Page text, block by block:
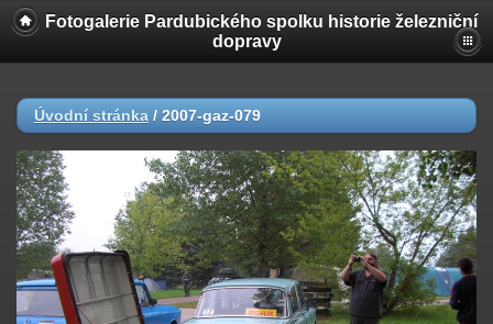
Fotogalerie Pardubického spolku historie železniční
dopravy
Úvodní stránka / 2007-gaz-079